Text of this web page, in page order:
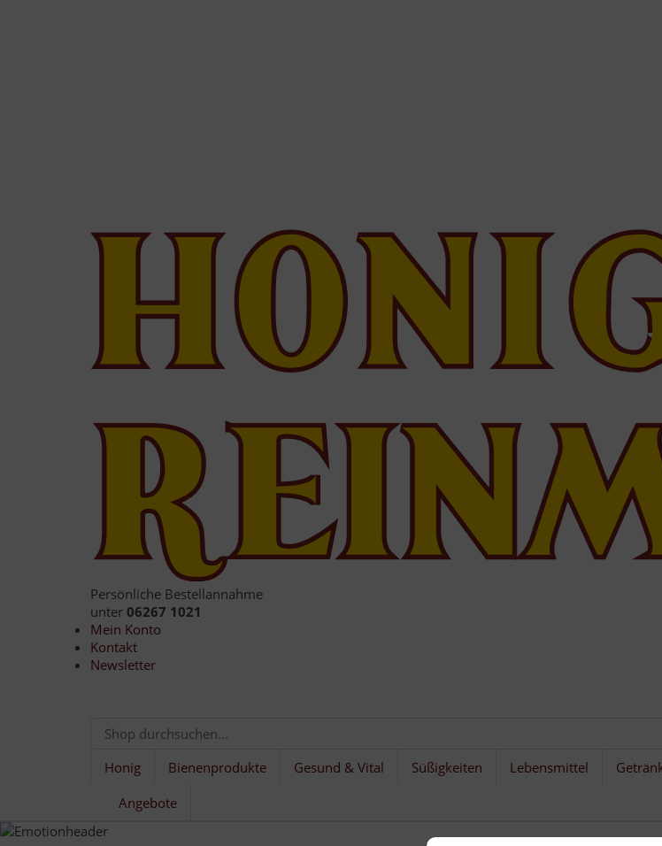
Persönliche Bestellannahme
unter 06267 1021
Mein Konto
Kontakt
Newsletter
Honig Bienenprodukte Gesund & Vital Süßigkeiten Lebensmittel
Angebote